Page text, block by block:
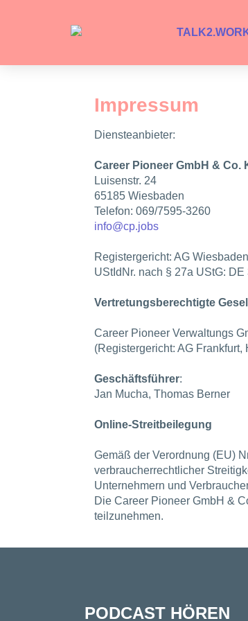
Impressum
Diensteanbieter:
Career Pioneer GmbH & Co.
Luisenstr. 24
65185 Wiesbaden
Telefon: 069/7595-3260
info@cp.jobs
Registergericht: AG
UStIdNr. nach § 27a UStG:
Vertretungsberechtigte
Career Pioneer Verwaltungs
(Registergericht: AG Frankfurt,
Geschäftsführer:
Jan Mucha, Thomas Berner
Online-Streitbeilegung
Gemäß der Verordnung (EU)
verbraucherrechtlicher
Unternehmern und
Die Career Pioneer GmbH &
teilzunehmen.
PODCAST HÖREN